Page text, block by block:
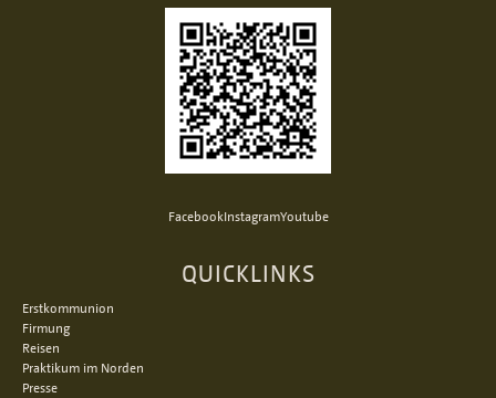
FacebookInstagramYoutube
QUICKLINKS
Erstkommunion
Firmung
Reisen
Praktikum im Norden
Presse